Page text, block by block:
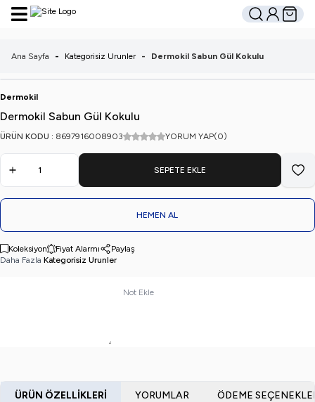
Hesabım
Sepetim
Ana Sayfa - Kategorisiz Urunler - Dermokil Sabun Gül Kokulu
Dermokil
Dermokil Sabun Gül Kokulu
ÜRÜN KODU : 8697916008903 YORUM YAP(0)
SEPETE EKLE
HEMEN AL
Koleksiyon Fiyat Alarmı
Paylaş
Daha Fazla Kategorisiz Urunler
Not Ekle
ÜRÜN ÖZELLIKLERI YORUMLAR ÖDEME